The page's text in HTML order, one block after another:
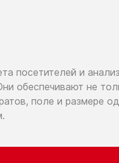
посетителей и
обеспечивают не
поле и размере